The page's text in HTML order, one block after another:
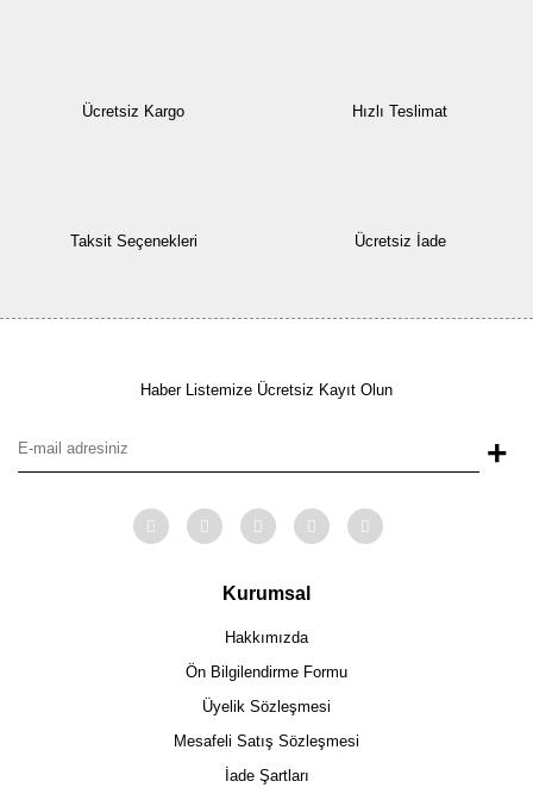
Ücretsiz Kargo Hızlı Teslimat
Taksit Seçenekleri Ücretsiz İade
Haber Listemize Ücretsiz Kayıt Olun
+
Kurumsal
Hakkımızda
Ön Bilgilendirme Formu
Üyelik Sözleşmesi
Mesafeli Satış Sözleşmesi
İade Şartları